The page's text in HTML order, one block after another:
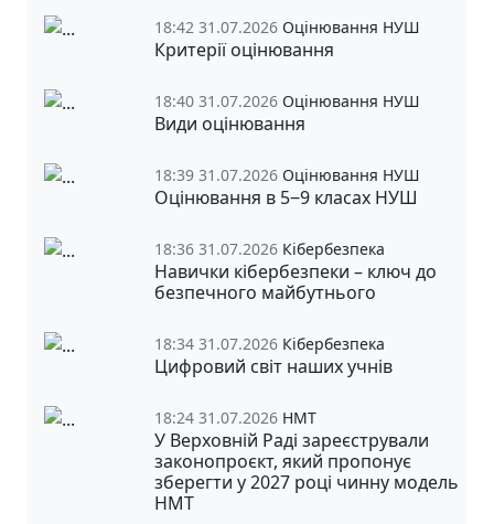
18:42 31.07.2026 Оцінювання НУШ
Критерії оцінювання
18:40 31.07.2026 Оцінювання НУШ
Види оцінювання
18:39 31.07.2026 Оцінювання НУШ
Оцінювання в 5‒9 класах НУШ
18:36 31.07.2026 Кібербезпека
Навички кібербезпеки – ключ до
безпечного майбутнього
18:34 31.07.2026 Кібербезпека
Цифровий світ наших учнів
18:24 31.07.2026 НМТ
У Верховній Раді зареєстрували
законопроєкт, який пропонує
зберегти у 2027 році чинну модель
НМТ